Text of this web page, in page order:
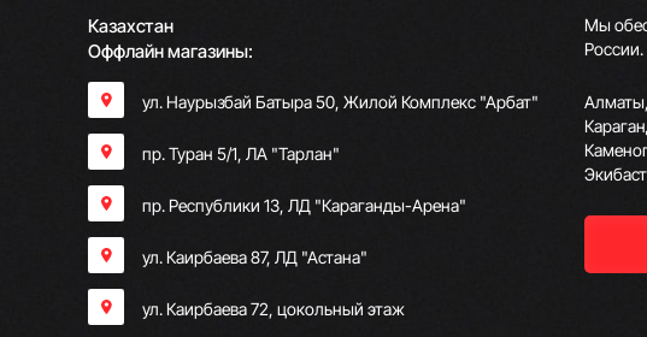
Казахстан
Оффлайн магазины:
ул. Наурызбай Батыра 50, Жилой Комплекс "Арбат"
пр. Туран 5/1, ЛА "Тарлан"
пр. Республики 13, ​ЛД "Караганды-Арена"
ул. Каирбаева 87, ЛД "Астана"
ул. Каирбаева 72, цокольный этаж
Мы